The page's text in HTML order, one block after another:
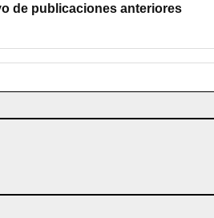
de publicaciones anteriores